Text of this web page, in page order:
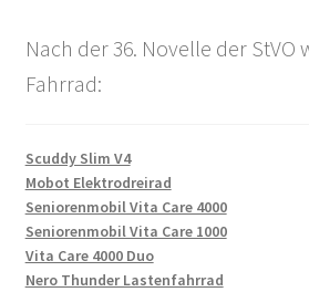
Nach der 36. Novelle der StVO
Fahrrad:
Scuddy Slim V4
Mobot Elektrodreirad
Seniorenmobil Vita Care 4000
Seniorenmobil Vita Care 1000
Vita Care 4000 Duo
Nero Thunder Lastenfahrrad